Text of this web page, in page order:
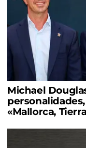
Michael
«Mallorca,